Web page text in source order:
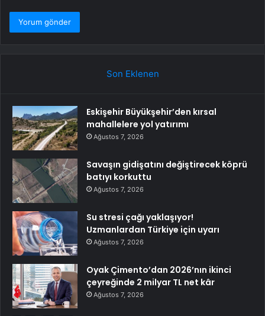
Son Eklenen
Eskişehir Büyükşehir’den kırsal
mahallelere yol yatırımı
Ağustos 7, 2026
Savaşın gidişatını değiştirecek köprü
batıyı korkuttu
Ağustos 7, 2026
Su stresi çağı yaklaşıyor!
Uzmanlardan Türkiye için uyarı
Ağustos 7, 2026
Oyak Çimento’dan 2026’nın ikinci
çeyreğinde 2 milyar TL net kâr
Ağustos 7, 2026